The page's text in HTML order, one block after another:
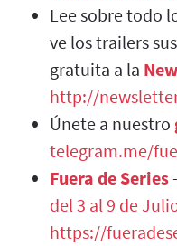
Lee sobre todo
ve los trailers
gratuita a la
http://
Únete a nuestro
telegram.me/
Fuera de Series-
del 3 al 9 de
https://